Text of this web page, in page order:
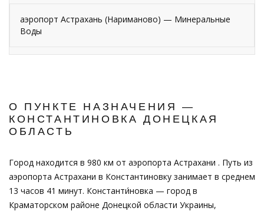
аэропорт Астрахань (Нариманово) — Минеральные
Воды
О ПУНКТЕ НАЗНАЧЕНИЯ —
КОНСТАНТИНОВКА ДОНЕЦКАЯ
ОБЛАСТЬ
Город находится в 980 км от аэропорта Астрахани . Путь из
аэропорта Астрахани в Константиновку занимает в среднем
13 часов 41 минут. Константи́новка — город в
Краматорском районе Донецкой области Украины,